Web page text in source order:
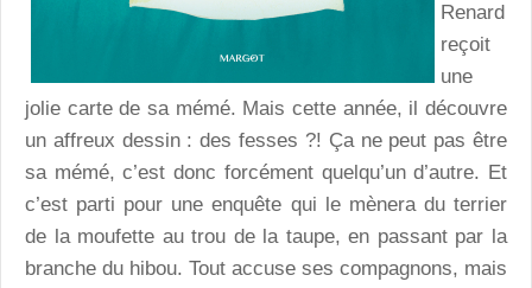
Renard
reçoit
une
jolie carte de sa mémé. Mais cette année, il découvre
un affreux dessin : des fesses ?! Ça ne peut pas être
sa mémé, c’est donc forcément quelqu’un d’autre. Et
c’est parti pour une enquête qui le mènera du terrier
de la moufette au trou de la taupe, en passant par la
branche du hibou. Tout accuse ses compagnons, mais